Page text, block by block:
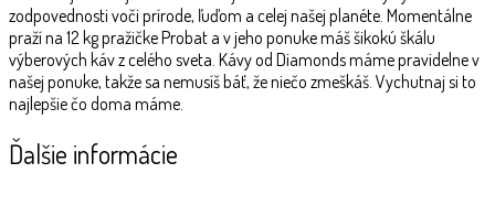
zodpovednosti voči prírode, ľuďom a celej našej planéte. Momentálne
praží na 12 kg pražičke Probat a v jeho ponuke máš šikokú škálu
výberových káv z celého sveta. Kávy od Diamonds máme pravidelne v
našej ponuke, takže sa nemusíš báť, že niečo zmeškáš. Vychutnaj si to
najlepšie čo doma máme.
Ďalšie informácie